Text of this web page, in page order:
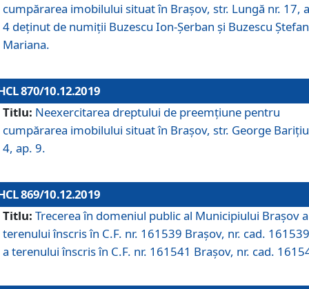
cumpărarea imobilului situat în Braşov, str. Lungă nr. 17,
4 deţinut de numiţii Buzescu Ion-Şerban și Buzescu
Mariana.
870/10.12.2019
Titlu: Neexercitarea dreptului de preemţiune pentru
cumpărarea imobilului situat în Braşov, str. George
4, ap. 9.
869/10.12.2019
Titlu: Trecerea în domeniul public al Municipiului Braşov a
terenului înscris în C.F. nr. 161539 Brașov, nr. cad.
a terenului înscris în C.F. nr. 161541 Brașov, nr. cad.